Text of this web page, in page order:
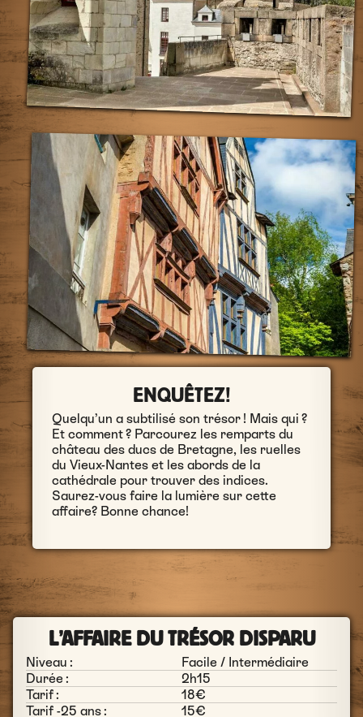
ENQUÊTEZ!
Quelqu’un a subtilisé son trésor ! Mais qui ?
Et comment ? Parcourez les remparts du
château des ducs de Bretagne, les ruelles
du Vieux-Nantes et les abords de la
cathédrale pour trouver des indices.
Saurez-vous faire la lumière sur cette
affaire? Bonne chance!
L’AFFAIRE DU TRÉSOR DISPARU
Niveau :
Facile / Intermédiaire
Durée :
2h15
Tarif :
18€
Tarif -25 ans :
15€